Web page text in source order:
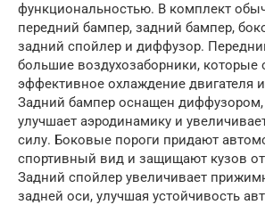
функциональностью. В комплект
передний бампер, задний бампер,
задний спойлер и диффузор.
большие воздухозаборники, которые
эффективное охлаждение двигателя
Задний бампер оснащен
улучшает аэродинамику и
силу. Боковые пороги придают
спортивный вид и защищают кузов
Задний спойлер увеличивает
задней оси, улучшая устойчивость